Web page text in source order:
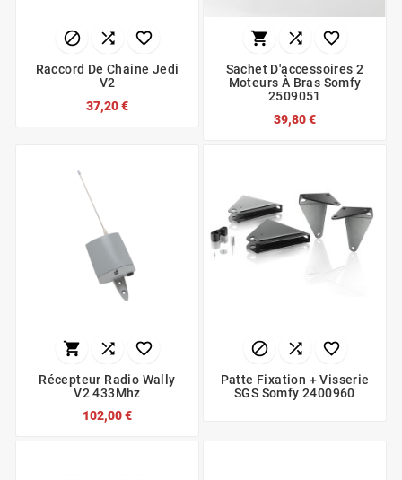
  
Raccord De Chaine Jedi
V2
37,20 €
  
Sachet D'accessoires 2
Moteurs À Bras Somfy
2509051
39,80 €
  
Récepteur Radio Wally
V2 433Mhz
102,00 €
  
Patte Fixation + Visserie
SGS Somfy 2400960